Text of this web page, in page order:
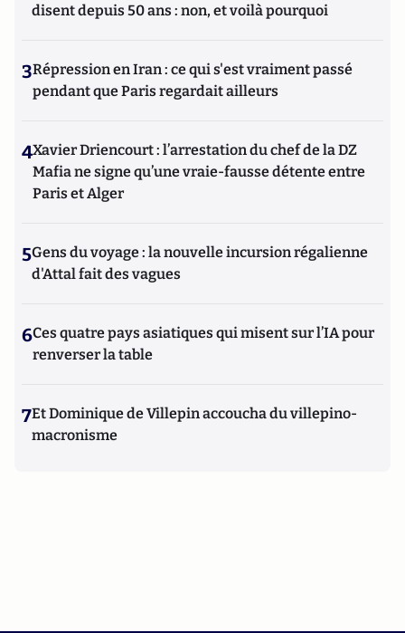
disent depuis 50 ans : non, et voilà pourquoi
3Répression en Iran : ce qui s'est vraiment passé
pendant que Paris regardait ailleurs
4Xavier Driencourt : l’arrestation du chef de la DZ
Mafia ne signe qu’une vraie-fausse détente entre
Paris et Alger
5Gens du voyage : la nouvelle incursion régalienne
d'Attal fait des vagues
6Ces quatre pays asiatiques qui misent sur l’IA pour
renverser la table
7Et Dominique de Villepin accoucha du villepino-
macronisme